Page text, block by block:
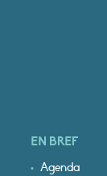
EN BREF
Agenda